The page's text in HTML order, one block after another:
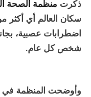
ذكرتمنظمة الصحة
شخص كل عام.
وأوضحت المنظمة في